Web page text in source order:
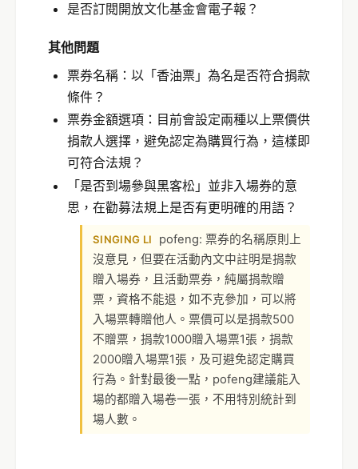
是否訂閱開放文化基金會電子報？
其他問題
票券名稱：以「香油票」為名是否符合捐款
條件？
票券金額選項：目前會設定兩種以上票價供
捐款人選擇，避免認定為購買行為，這樣即
可符合法規？
「是否到場參與黑客松」並非入場券的意
思，在勸募法規上是否有更明確的用語？
SINGING LI
pofeng: 票券的名稱原則上
沒意見，但要在活動內文中註明是捐款
贈入場券，且活動票券，純屬捐款贈
票，資格不能退，如不克參加，可以將
入場票轉贈他人。票價可以是捐款500
不贈票，捐款1000贈入場票1張，捐款
2000贈入場票1張，及可避免認定購買
行為。針對最後一點，pofeng建議能入
場的都贈入場卷一張，不用特別統計到
場人數。